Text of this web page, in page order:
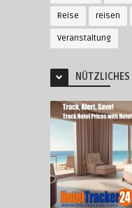
Reise reisen
Veranstaltung
NÜTZLICHES